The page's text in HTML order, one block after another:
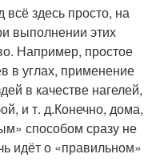
здесь просто, на
выполнении этих
Например, простое
в углах, применение
в качестве нагелей,
и т. д.Конечно, дома,
способом сразу не
идёт о «правильном»